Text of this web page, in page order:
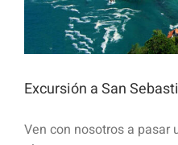
Excursión a San
Ven con nosotros a pasar